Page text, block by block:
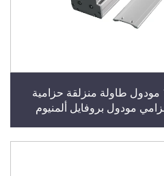
مودول خطي حزامي 100 مودول طاولة منزلقة حزامية
مودول بروفايل ألمنيوم